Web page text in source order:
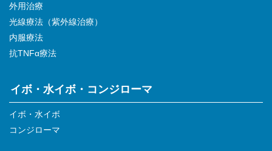
外用治療
光線療法（紫外線治療）
内服療法
抗TNFα療法
イボ・水イボ・コンジローマ
イボ・水イボ
コンジローマ